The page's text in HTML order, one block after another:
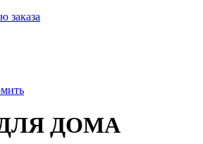
заказа
ДОМА